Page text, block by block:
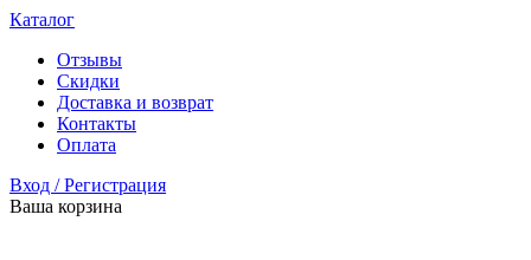
Каталог
Отзывы
Скидки
Доставка и возврат
Контакты
Оплата
Вход / Регистрация
Ваша корзина